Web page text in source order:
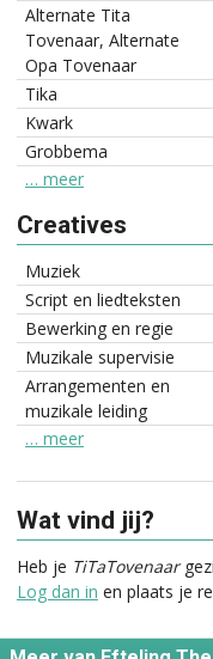
Alternate Tita
Tovenaar, Alternate
Opa Tovenaar
Tika
Kwark
Grobbema
… meer
Creatives
Muziek
Script en liedteksten
Bewerking en regie
Muzikale supervisie
Arrangementen en
muzikale leiding
… meer
Wat vind jij?
Heb je TiTaTovenaar
Log dan in en plaats je